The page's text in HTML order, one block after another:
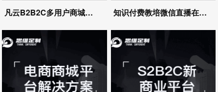
凡云B2B2C多用户商城系统 知识付费教培微信直播在线授课系统